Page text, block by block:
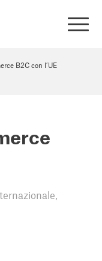
B2C con l’UE
,